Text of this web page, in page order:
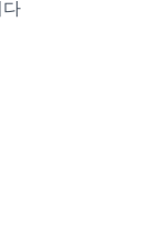
다